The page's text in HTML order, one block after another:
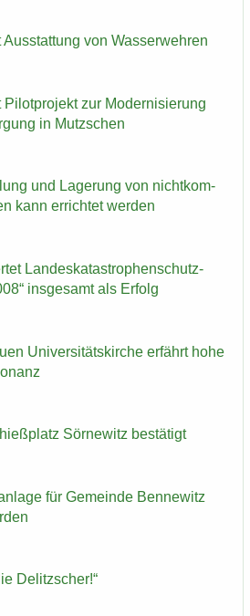
Aus­stat­tung von Was­ser­weh­ren
Pi­lot­pro­jekt zur Mo­der­ni­sie­rung
in Mutz­schen
und La­ge­rung von nicht­kom­
kann er­rich­tet wer­den
Lan­des­ka­ta­stro­phen­schutz­
ins­ge­samt als Er­folg
Uni­ver­si­täts­kir­che er­fährt hohe
Sör­ne­witz be­stä­tigt
für Ge­mein­de Ben­ne­witz
De­litz­scher!“